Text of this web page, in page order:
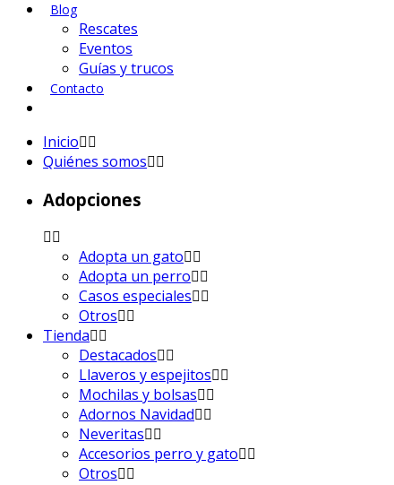
Blog
Rescates
Eventos
Guías y trucos
Contacto
Inicio
Quiénes somos
Adopciones
Adopta un gato
Adopta un perro
Casos especiales
Otros
Tienda
Destacados
Llaveros y espejitos
Mochilas y bolsas
Adornos Navidad
Neveritas
Accesorios perro y gato
Otros